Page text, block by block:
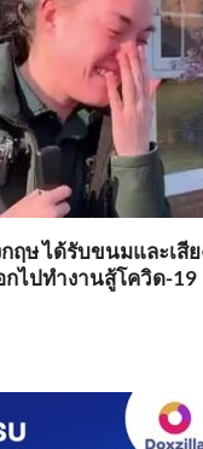
ฤษ ได้รับขนมและเสี
ไปทำงานสู้โควิด-19